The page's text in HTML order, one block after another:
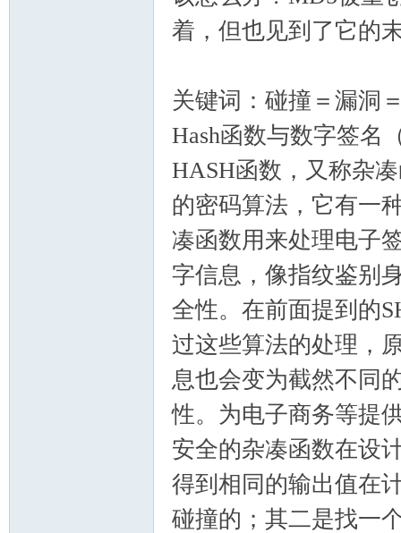
着，但也见到了它的
关键词：碰撞＝漏洞
Hash函数与数字签名
HASH函数，又称杂
的密码算法，它有一
凑函数用来处理电子
字信息，像指纹鉴别
全性。在前面提到的
过这些算法的处理，
息也会变为截然不同
性。为电子商务等提
安全的杂凑函数在设
得到相同的输出值在
碰撞的；其二是找一